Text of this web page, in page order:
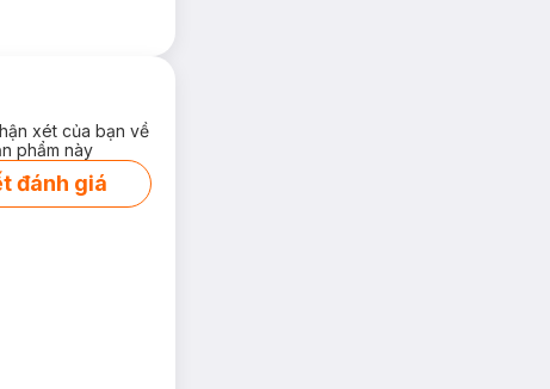
xét của bạn về
phẩm này
đánh giá